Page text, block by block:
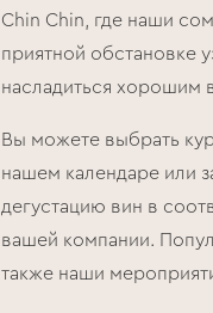
Chin Chin, где наши
приятной обстановке
насладиться хорошим
Вы можете выбрать
нашем календаре или
дегустацию вин в
вашей компании.
также наши